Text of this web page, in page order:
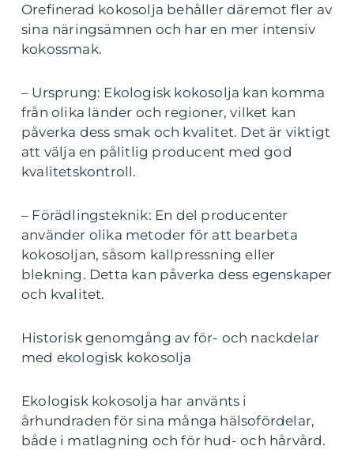
Orefinerad kokosolja behåller däremot fler av
sina näringsämnen och har en mer intensiv
kokossmak.
– Ursprung: Ekologisk kokosolja kan komma
från olika länder och regioner, vilket kan
påverka dess smak och kvalitet. Det är viktigt
att välja en pålitlig producent med god
kvalitetskontroll.
– Förädlingsteknik: En del producenter
använder olika metoder för att bearbeta
kokosoljan, såsom kallpressning eller
blekning. Detta kan påverka dess egenskaper
och kvalitet.
Historisk genomgång av för- och nackdelar
med ekologisk kokosolja
Ekologisk kokosolja har använts i
århundraden för sina många hälsofördelar,
både i matlagning och för hud- och hårvård.